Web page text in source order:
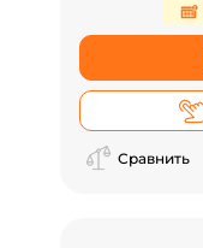
Сравнить